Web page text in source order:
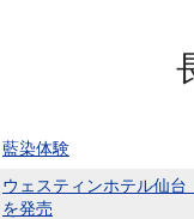
藍染体験
ウェスティンホテル仙
を発売